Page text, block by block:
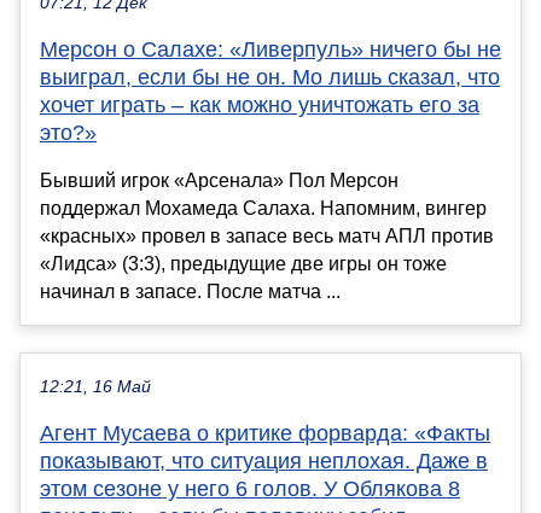
Мерсон о Салахе: «Ливерпуль» ничего бы не
выиграл, если бы не он. Мо лишь сказал, что
хочет играть – как можно уничтожать его за
это?»
Бывший игрок «Арсенала» Пол Мерсон
поддержал Мохамеда Салаха. Напомним, вингер
«красных» провел в запасе весь матч АПЛ против
«Лидса» (3:3), предыдущие две игры он тоже
начинал в запасе. После матча ...
12:21, 16 Май
Агент Мусаева о критике форварда: «Факты
показывают, что ситуация неплохая. Даже в
этом сезоне у него 6 голов. У Облякова 8